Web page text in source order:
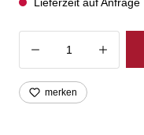
Produkt
merken